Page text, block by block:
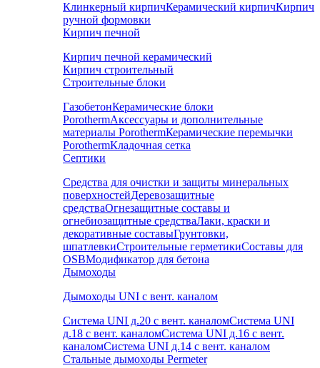
Клинкерный кирпичКерамический кирпичКирпич
ручной формовки
Кирпич печной
Кирпич печной керамический
Кирпич строительный
Строительные блоки
ГазобетонКерамические блоки
PorothermАксессуары и дополнительные
материалы PorothermКерамические перемычки
PorothermКладочная сетка
Септики
Средства для очистки и защиты минеральных
поверхностейДеревозащитные
средстваОгнезащитные составы и
огнебиозащитные средстваЛаки, краски и
декоративные составыГрунтовки,
шпатлевкиСтроительные герметикиСоставы для
OSBМодификатор для бетона
Дымоходы
Дымоходы UNI с вент. каналом
Система UNI д.20 с вент. каналомСистема UNI
д.18 с вент. каналомСистема UNI д.16 с вент.
каналомСистема UNI д.14 с вент. каналом
Стальные дымоходы Permeter